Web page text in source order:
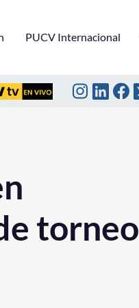
PUCV Internacional
torneo